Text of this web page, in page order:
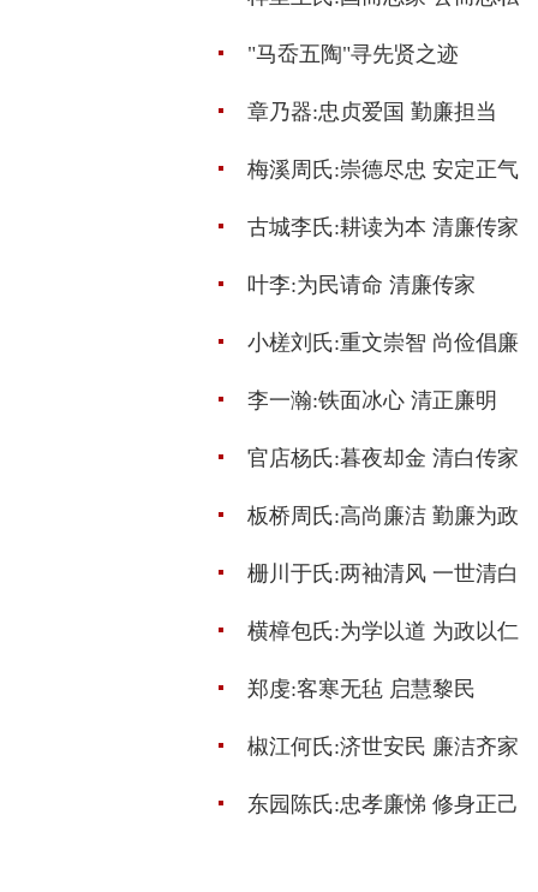
"马岙五陶"寻先贤之迹
章乃器:忠贞爱国 勤廉担当
梅溪周氏:崇德尽忠 安定正气
古城李氏:耕读为本 清廉传家
叶李:为民请命 清廉传家
小槎刘氏:重文崇智 尚俭倡廉
李一瀚:铁面冰心 清正廉明
官店杨氏:暮夜却金 清白传家
板桥周氏:高尚廉洁 勤廉为政
栅川于氏:两袖清风 一世清白
横樟包氏:为学以道 为政以仁
郑虔:客寒无毡 启慧黎民
椒江何氏:济世安民 廉洁齐家
东园陈氏:忠孝廉悌 修身正己